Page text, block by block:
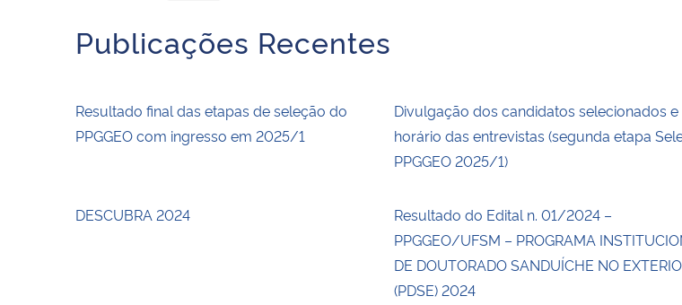
Publicações Recentes
Resultado final das etapas de seleção do
PPGGEO com ingresso em 2025/1
Divulgação dos candidatos selecionados e
horário das entrevistas (segunda etapa
PPGGEO 2025/1)
DESCUBRA 2024
Resultado do Edital n. 01/2024 –
PPGGEO/UFSM – PROGRAMA
DE DOUTORADO SANDUÍCHE NO
(PDSE) 2024